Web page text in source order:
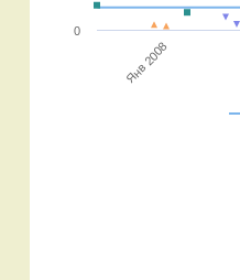
Янв 2008
0